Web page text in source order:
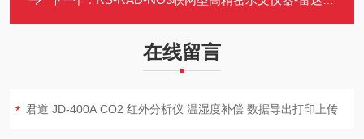
在线留言